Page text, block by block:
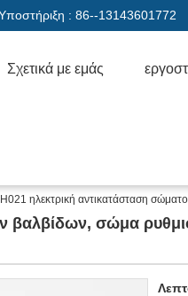
: 86--13143601772
Σχετικά με εμάς
ηλεκτρική αντικατάσταση
βαλβίδων, σώμα